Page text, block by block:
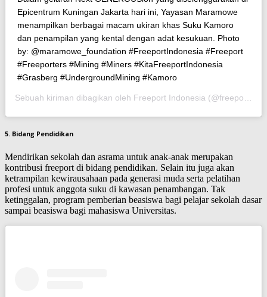
Epicentrum Kuningan Jakarta hari ini, Yayasan Maramowe
menampilkan berbagai macam ukiran khas Suku Kamoro
dan penampilan yang kental dengan adat kesukuan. Photo
by: @maramowe_foundation #FreeportIndonesia #Freeport
#Freeporters #Mining #Miners #KitaFreeportIndonesia
#Grasberg #UndergroundMining #Kamoro
5. Bidang Pendidikan
Mendirikan sekolah dan asrama untuk anak-anak merupakan
kontribusi freeport di bidang pendidikan. Selain itu juga akan
ketrampilan kewirausahaan pada generasi muda serta pelatihan
profesi untuk anggota suku di kawasan penambangan. Tak
ketinggalan, program pemberian beasiswa bagi pelajar sekolah dasar
sampai beasiswa bagi mahasiswa Universitas.